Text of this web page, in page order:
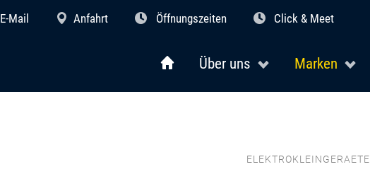
E-Mail Anfahrt Öffnungszeiten Click & Meet
Über uns Marken
ELEKTROKLEINGERAETE